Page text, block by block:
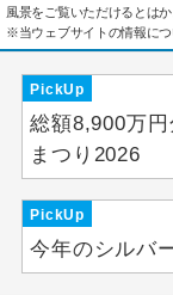
風景をご覧いただけるとは
※当ウェブサイトの情報につ
PickUp
総額8,900万
まつり2026
PickUp
今年のシルバ